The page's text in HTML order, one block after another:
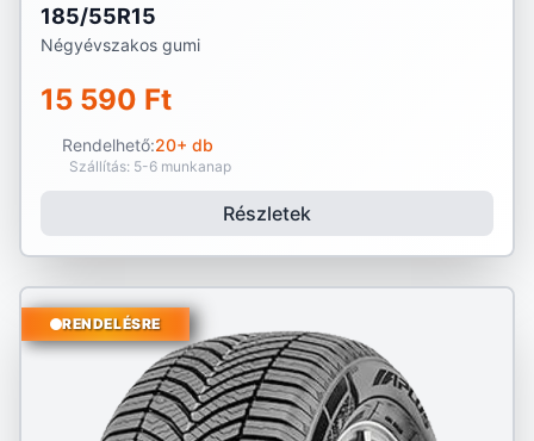
185/55R15
Négyévszakos gumi
15 590 Ft
Rendelhető:20+ db
Szállítás: 5-6 munkanap
Részletek
RENDELÉSRE